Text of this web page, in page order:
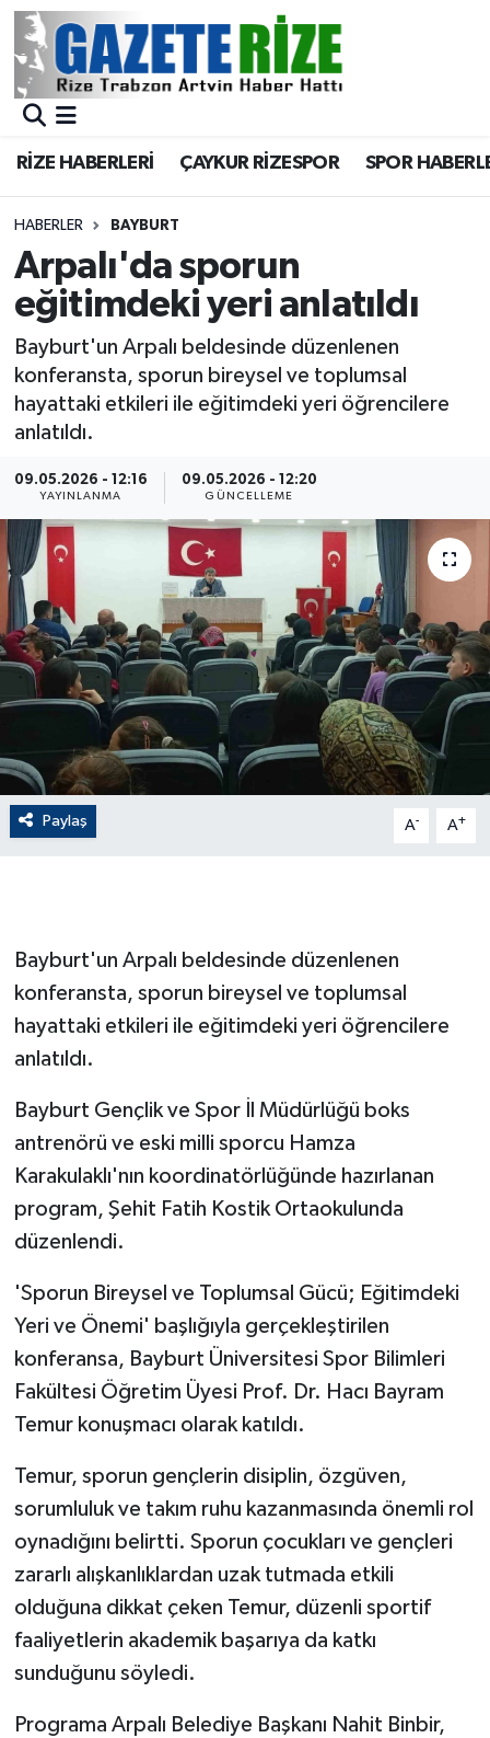
RİZE HABERLERİ ÇAYKUR RİZESPOR SPOR
HABERLER BAYBURT
Arpalı'da sporun
eğitimdeki yeri anlatıldı
Bayburt'un Arpalı beldesinde düzenlenen
konferansta, sporun bireysel ve toplumsal
hayattaki etkileri ile eğitimdeki yeri öğrencilere
anlatıldı.
09.05.2026 - 12:16
YAYINLANMA
09.05.2026 - 12:20
GÜNCELLEME
Paylaş A- A+
Bayburt'un Arpalı beldesinde düzenlenen
konferansta, sporun bireysel ve toplumsal
hayattaki etkileri ile eğitimdeki yeri öğrencilere
anlatıldı.
Bayburt Gençlik ve Spor İl Müdürlüğü boks
antrenörü ve eski milli sporcu Hamza
Karakulaklı'nın koordinatörlüğünde hazırlanan
program, Şehit Fatih Kostik Ortaokulunda
düzenlendi.
'Sporun Bireysel ve Toplumsal Gücü; Eğitimdeki
Yeri ve Önemi' başlığıyla gerçekleştirilen
konferansa, Bayburt Üniversitesi Spor Bilimleri
Fakültesi Öğretim Üyesi Prof. Dr. Hacı Bayram
Temur konuşmacı olarak katıldı.
Temur, sporun gençlerin disiplin, özgüven,
sorumluluk ve takım ruhu kazanmasında önemli rol
oynadığını belirtti. Sporun çocukları ve gençleri
zararlı alışkanlıklardan uzak tutmada etkili
olduğuna dikkat çeken Temur, düzenli sportif
faaliyetlerin akademik başarıya da katkı
sunduğunu söyledi.
Programa Arpalı Belediye Başkanı Nahit Binbir,
BÖLGEMİZ
Asayiş
Rize Jandarma Komutanlığı
Bilim Teknoloji
Advertising news
Canlı Maç
ÇEVRE
Dış Haberler
Dünya
EĞİTİM
EKONOMİ
English News
Gayrimenkul
GENEL
Güvenlik
HABERDE İNSAN
İş Dünyası
Jandarma
Kadın
KÜLTÜR SANAT
MAGAZİN
Otomobil
POLİTİKA
Merkez Nöbetçi Eczaneler
Merkez Trafik Yoğunluk Haritası
Süper Lig Puan Durumu ve Fikstür
Tüm Manşetler
Son Dakika Haberleri